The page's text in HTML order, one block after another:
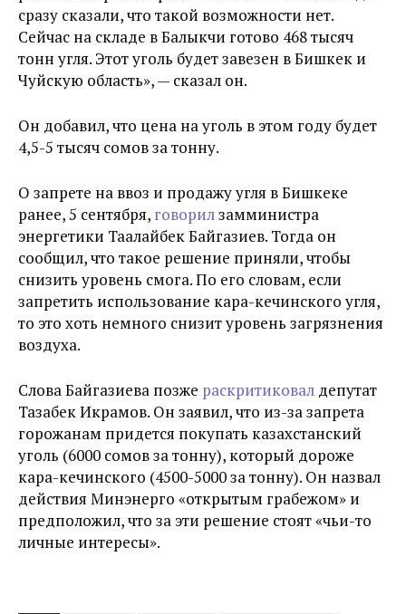
сразу сказали, что такой возможности нет.
Сейчас на складе в Балыкчи готово 468 тысяч
тонн угля. Этот уголь будет завезен в Бишкек и
Чуйскую область», — сказал он.
Он добавил, что цена на уголь в этом году будет
4,5-5 тысяч сомов за тонну.
О запрете на ввоз и продажу угля в Бишкеке
ранее, 5 сентября, говорилзамминистра
энергетики Таалайбек Байгазиев. Тогда он
сообщил, что такое решение приняли, чтобы
снизить уровень смога. По его словам, если
запретить использование кара-кечинского угля,
то это хоть немного снизит уровень загрязнения
воздуха.
Слова Байгазиева позже раскритиковал депутат
Тазабек Икрамов. Он заявил, что из-за запрета
горожанам придется покупать казахстанский
уголь (6000 сомов за тонну), который дороже
кара-кечинского (4500-5000 за тонну). Он назвал
действия Минэнерго «открытым грабежом» и
предположил, что за эти решение стоят «чьи-то
личные интересы».